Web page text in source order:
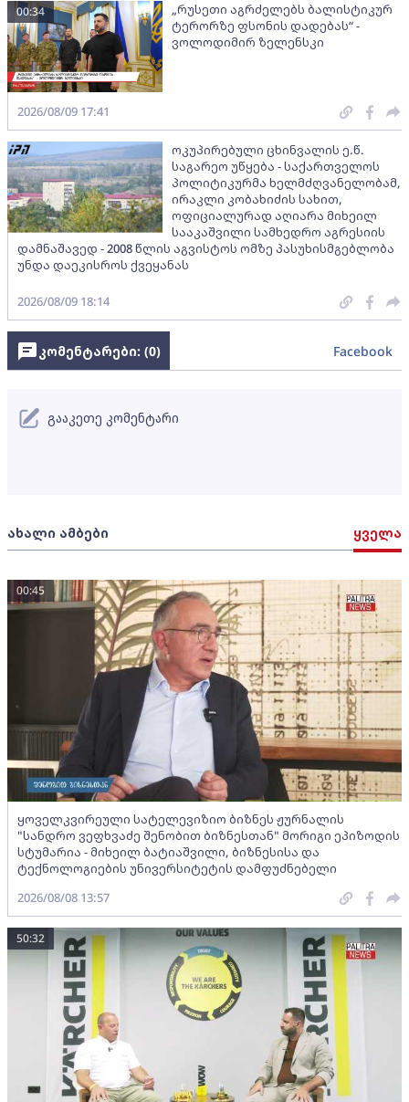
„რუსეთი აგრძელებს ბალისტიკურ
ტერორზე ფსონის დადებას“ -
ვოლოდიმირ ზელენსკი
00:34
2026/08/09 17:41
ოკუპირებული ცხინვალის ე.წ.
საგარეო უწყება - საქართველოს
პოლიტიკურმა ხელმძღვანელობამ,
ირაკლი კობახიძის სახით,
ოფიციალურად აღიარა მიხეილ
სააკაშვილი სამხედრო აგრესიის
დამნაშავედ - 2008 წლის აგვისტოს ომზე პასუხისმგებლობა
უნდა დაეკისროს ქვეყანას
2026/08/09 18:14
ახალი ამბები ყველა
ყოველკვირეული სატელევიზიო ბიზნეს ჟურნალის
"სანდრო ვეფხვაძე შენობით ბიზნესთან" მორიგი ეპიზოდის
სტუმარია - მიხეილ ბატიაშვილი, ბიზნესისა და
ტექნოლოგიების უნივერსიტეტის დამფუძნებელი
00:45
2026/08/08 13:57
50:32
კომენტარები: (0) Facebook
გააკეთე კომენტარი